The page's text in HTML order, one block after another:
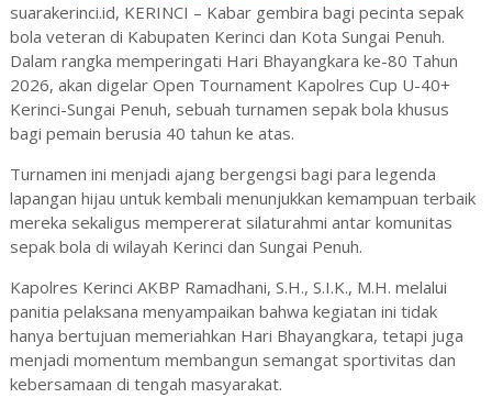
suarakerinci.id, KERINCI – Kabar gembira bagi pecinta sepak
bola veteran di Kabupaten Kerinci dan Kota Sungai Penuh.
Dalam rangka memperingati Hari Bhayangkara ke-80 Tahun
2026, akan digelar Open Tournament Kapolres Cup U-40+
Kerinci-Sungai Penuh, sebuah turnamen sepak bola khusus
bagi pemain berusia 40 tahun ke atas.
Turnamen ini menjadi ajang bergengsi bagi para legenda
lapangan hijau untuk kembali menunjukkan kemampuan terbaik
mereka sekaligus mempererat silaturahmi antar komunitas
sepak bola di wilayah Kerinci dan Sungai Penuh.
Kapolres Kerinci AKBP Ramadhani, S.H., S.I.K., M.H. melalui
panitia pelaksana menyampaikan bahwa kegiatan ini tidak
hanya bertujuan memeriahkan Hari Bhayangkara, tetapi juga
menjadi momentum membangun semangat sportivitas dan
kebersamaan di tengah masyarakat.